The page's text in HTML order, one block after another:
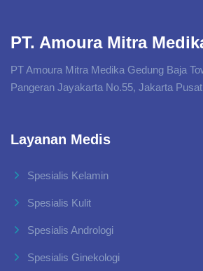
PT. Amoura Mitra
PT Amoura Mitra Medika Gedung Baja
Pangeran Jayakarta No.55, Jakarta
Layanan Medis
Spesialis Kelamin
Spesialis Kulit
Spesialis Andrologi
Spesialis Ginekologi